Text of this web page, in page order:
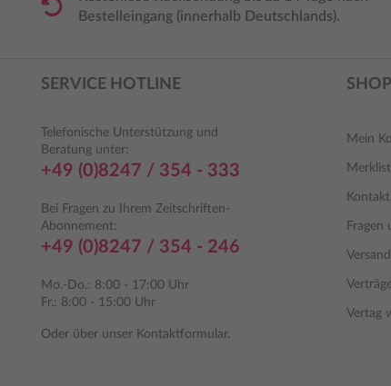
Bestelleingang (innerhalb Deutschlands).
SERVICE HOTLINE
Telefonische Unterstützung und
Beratung unter:
+49 (0)8247 / 354 - 333
Bei Fragen zu Ihrem Zeitschriften-
Abonnement:
+49 (0)8247 / 354 - 246
Mo.-Do.: 8:00 - 17:00 Uhr
Fr.: 8:00 - 15:00 Uhr
Oder über unser Kontaktformular.
Mein
Kontakt
Vertag